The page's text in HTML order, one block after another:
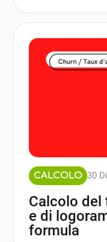
CALCOLO 30
Calcolo del
e di
formula